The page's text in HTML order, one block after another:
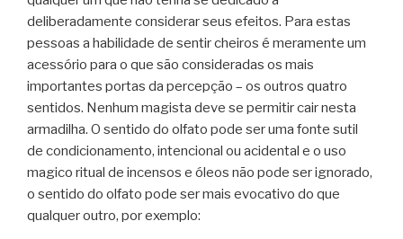
deliberadamente considerar seus efeitos. Para estas
pessoas a habilidade de sentir cheiros é meramente um
acessório para o que são consideradas os mais
importantes portas da percepção – os outros quatro
sentidos. Nenhum magista deve se permitir cair nesta
armadilha. O sentido do olfato pode ser uma fonte sutil
de condicionamento, intencional ou acidental e o uso
magico ritual de incensos e óleos não pode ser ignorado,
o sentido do olfato pode ser mais evocativo do que
qualquer outro, por exemplo: